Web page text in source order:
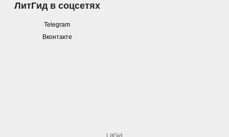
ЛитГид в соцсетях
Telegram
Вконтакте